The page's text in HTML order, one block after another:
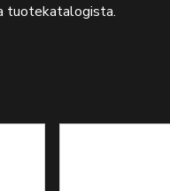
tuotekatalogista.